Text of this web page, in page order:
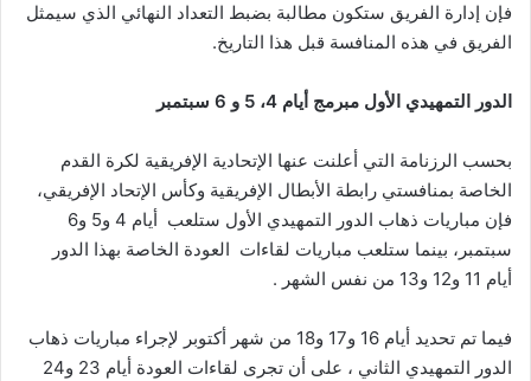
فإن إدارة الفريق ستكون مطالبة بضبط التعداد النهائي الذي سيمثل
الفريق في هذه المنافسة قبل هذا التاريخ.
الدور التمهيدي الأول مبرمج أيام 4، 5 و 6 سبتمبر
بحسب الرزنامة التي أعلنت عنها الإتحادية الإفريقية لكرة القدم
الخاصة بمنافستي رابطة الأبطال الإفريقية وكأس الإتحاد الإفريقي،
فإن مباريات ذهاب الدور التمهيدي الأول ستلعب أيام 4 و5 و6
سبتمبر، بينما ستلعب مباريات لقاءات العودة الخاصة بهذا الدور
أيام 11 و12 و13 من نفس الشهر .
فيما تم تحديد أيام 16 و17 و18 من شهر أكتوبر لإجراء مباريات ذهاب
الدور التمهيدي الثاني ، على أن تجرى لقاءات العودة أيام 23 و24